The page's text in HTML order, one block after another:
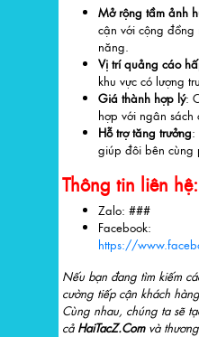
Mở rộng tầm ảnh
cận với cộng
năng.
Vị trí quảng cáo
khu vực có lượng
Giá thành hợp lý:
hợp với ngân sách
Hỗ trợ tăng trưởng:
giúp đôi bên cùng
Thông tin liên hệ:
Zalo: ###
Facebook:
https://
Nếu bạn đang tìm kiếm
cường tiếp cận khách
Cùng nhau, chúng ta sẽ
cả HaiTacZ.Comvà